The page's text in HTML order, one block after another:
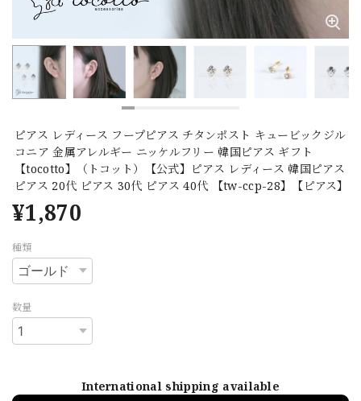
ピアス レディース フープピアス チタンポスト キュービックジル
コニア 金属アレルギー ニッケルフリー 韓国ピアス ギフト
【tocotto】（トコット）【公式】ピアス レディース 韓国ピアス
ピアス 20代 ピアス 30代 ピアス 40代 【tw-ccp-28】【ピアス】
¥1,870
種類
数量
International shipping available